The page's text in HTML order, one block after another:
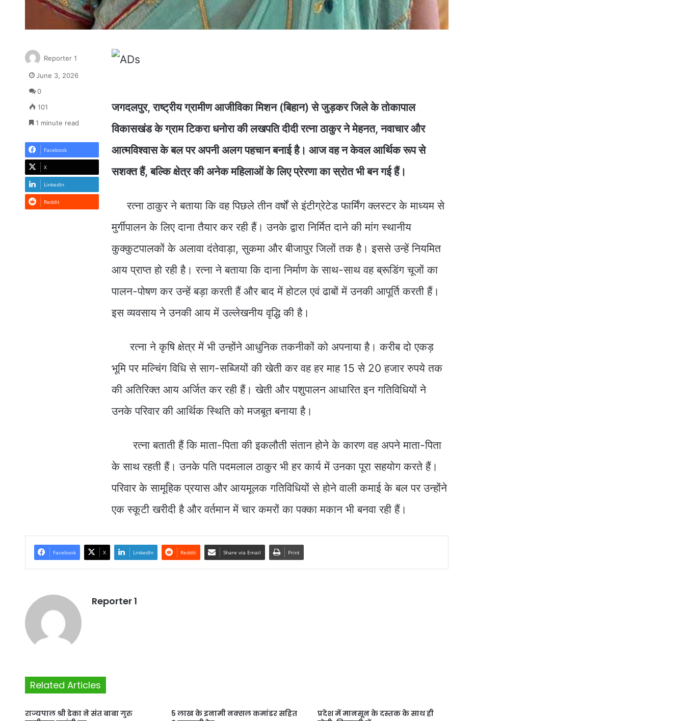
जगदलपुर, राष्ट्रीय ग्रामीण आजीविका मिशन (बिहान) से जुड़कर जिले के तोकापाल
विकासखंड के ग्राम टिकरा धनोरा की लखपति दीदी रत्ना ठाकुर ने मेहनत, नवाचार और
आत्मविश्वास के बल पर अपनी अलग पहचान बनाई है। आज वह न केवल आर्थिक रूप से
सशक्त हैं, बल्कि क्षेत्र की अनेक महिलाओं के लिए प्रेरणा का स्रोत भी बन गई हैं।
रत्ना ठाकुर ने बताया कि वह पिछले तीन वर्षों से इंटीग्रेटेड फार्मिंग क्लस्टर के माध्यम से
मुर्गीपालन के लिए दाना तैयार कर रही हैं। उनके द्वारा निर्मित दाने की मांग स्थानीय
कुक्कुटपालकों के अलावा दंतेवाड़ा, सुकमा और बीजापुर जिलों तक है। इससे उन्हें नियमित
आय प्राप्त हो रही है। रत्ना ने बताया कि दाना निर्माण के साथ-साथ वह ब्रूडिंग चूजों का
पालन-पोषण कर उन्हें बड़ा करती हैं और बाद में होटल एवं ढाबों में उनकी आपूर्ति करती हैं।
इस व्यवसाय ने उनकी आय में उल्लेखनीय वृद्धि की है।
रत्ना ने कृषि क्षेत्र में भी उन्होंने आधुनिक तकनीकों को अपनाया है। करीब दो एकड़
भूमि पर मल्चिंग विधि से साग-सब्जियों की खेती कर वह हर माह 15 से 20 हजार रुपये तक
की अतिरिक्त आय अर्जित कर रही हैं। खेती और पशुपालन आधारित इन गतिविधियों ने
उनके परिवार की आर्थिक स्थिति को मजबूत बनाया है।
रत्ना बताती हैं कि माता-पिता की इकलौती संतान होने के कारण वह अपने माता-पिता
के साथ रहती हैं। उनके पति पदमलाल ठाकुर भी हर कार्य में उनका पूरा सहयोग करते हैं।
परिवार के सामूहिक प्रयास और आयमूलक गतिविधियों से होने वाली कमाई के बल पर उन्होंने
एक स्कूटी खरीदी है और वर्तमान में चार कमरों का पक्का मकान भी बनवा रही हैं।
Reporter 1
June 3, 2026
0
101
1 minute read
Facebook
X
LinkedIn
Reddit
Facebook X LinkedIn Reddit Share via Email Print
Reporter 1
Related Articles
राज्यपाल श्री डेका ने संत बाबा गुरु
5 लाख के इनामी नक्सल कमांडर सहित
प्रदेश में मानसून के दस्तक के साथ ही